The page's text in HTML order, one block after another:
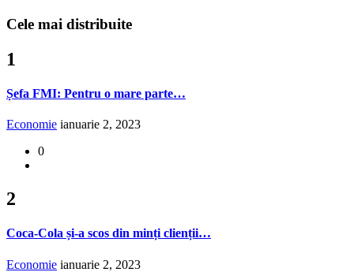
Cele mai distribuite
1
Șefa FMI: Pentru o mare parte…
Economie ianuarie 2, 2023
0
2
Coca-Cola și-a scos din minți clienții…
Economie ianuarie 2, 2023